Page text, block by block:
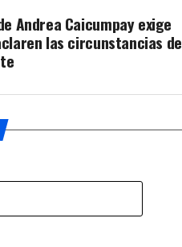
Andrea Caicumpay exige
las circunstancias de